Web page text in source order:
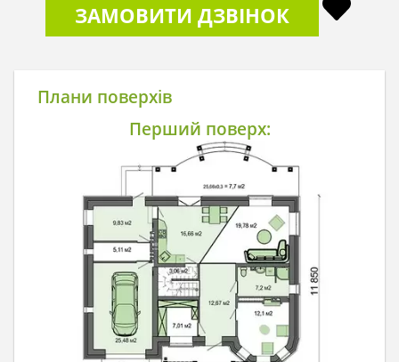
ЗАМОВИТИ ДЗВІНОК
Плани поверхів
Перший поверх: